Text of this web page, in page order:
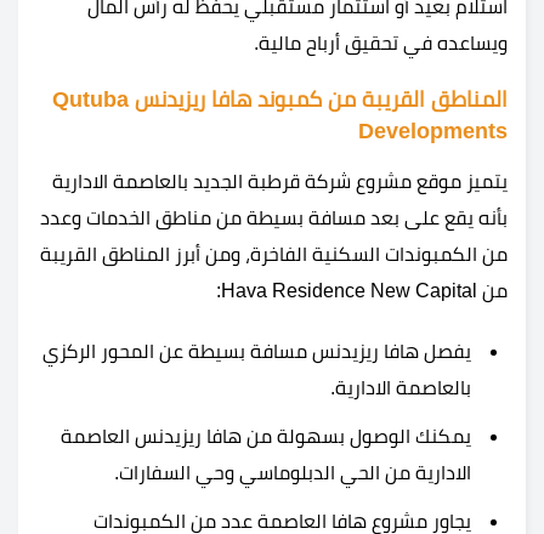
استلام بعيد أو استثمار مستقبلي يحفظ له رأس المال
ويساعده في تحقيق أرباح مالية.
المناطق القريبة من كمبوند هافا ريزيدنس Qutuba
Developments
يتميز موقع مشروع شركة قرطبة الجديد بالعاصمة الادارية
بأنه يقع على بعد مسافة بسيطة من مناطق الخدمات وعدد
من الكمبوندات السكنية الفاخرة، ومن أبرز المناطق القريبة
من Hava Residence New Capital:
يفصل هافا ريزيدنس مسافة بسيطة عن المحور الركزي
بالعاصمة الادارية.
يمكنك الوصول بسهولة من هافا ريزيدنس العاصمة
الادارية من الحي الدبلوماسي وحي السفارات.
يجاور مشروع هافا العاصمة عدد من الكمبوندات